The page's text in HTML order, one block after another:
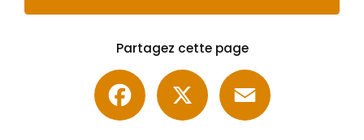
Partagez cette page
Facebook